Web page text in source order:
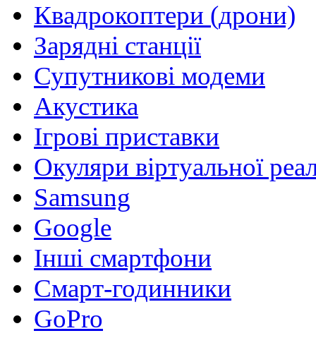
Квадрокоптери (дрони)
Зарядні станції
Супутникові модеми
Акустика
Ігрові приставки
Окуляри віртуальної
Samsung
Google
Інші смартфони
Смарт-годинники
GoPro